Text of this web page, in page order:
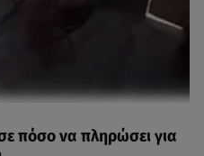
πόσο να πληρώσει για